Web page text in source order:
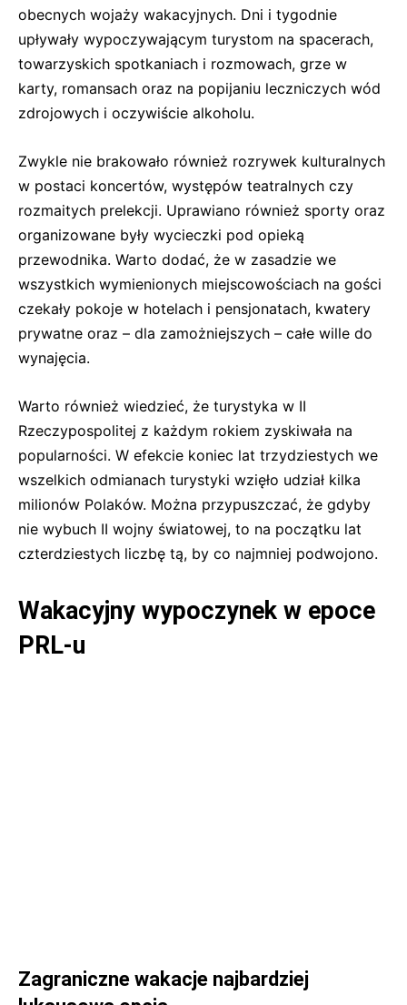
obecnych wojaży wakacyjnych. Dni i tygodnie
upływały wypoczywającym turystom na spacerach,
towarzyskich spotkaniach i rozmowach, grze w
karty, romansach oraz na popijaniu leczniczych wód
zdrojowych i oczywiście alkoholu.
Zwykle nie brakowało również rozrywek kulturalnych
w postaci koncertów, występów teatralnych czy
rozmaitych prelekcji. Uprawiano również sporty oraz
organizowane były wycieczki pod opieką
przewodnika. Warto dodać, że w zasadzie we
wszystkich wymienionych miejscowościach na gości
czekały pokoje w hotelach i pensjonatach, kwatery
prywatne oraz – dla zamożniejszych – całe wille do
wynajęcia.
Warto również wiedzieć, że turystyka w II
Rzeczypospolitej z każdym rokiem zyskiwała na
popularności. W efekcie koniec lat trzydziestych we
wszelkich odmianach turystyki wzięło udział kilka
milionów Polaków. Można przypuszczać, że gdyby
nie wybuch II wojny światowej, to na początku lat
czterdziestych liczbę tą, by co najmniej podwojono.
Wakacyjny wypoczynek w epoce
PRL-u
Zagraniczne wakacje najbardziej